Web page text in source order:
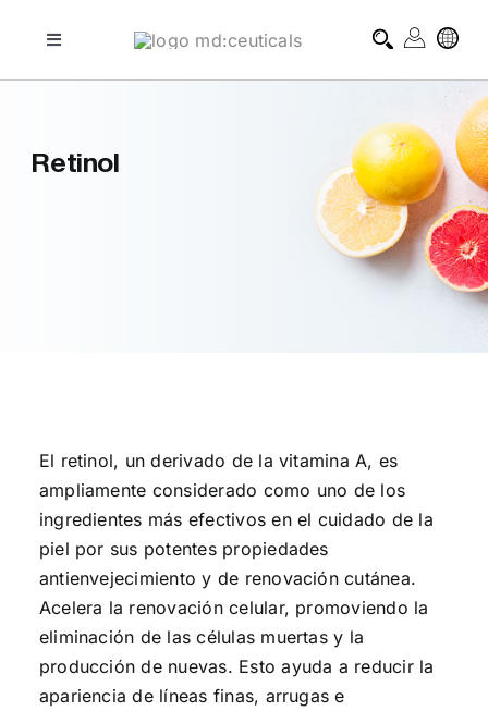
Toggle
tratamientos domiciliarios
Retinol
El retinol, un derivado de la vitamina A, es
ampliamente considerado como uno de los
ingredientes más efectivos en el cuidado de la
piel por sus potentes propiedades
antienvejecimiento y de renovación cutánea.
Acelera la renovación celular, promoviendo la
eliminación de las células muertas y la
producción de nuevas. Esto ayuda a reducir la
apariencia de líneas finas, arrugas e